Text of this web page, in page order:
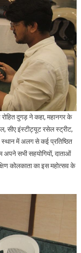
रोहित दुगड़ ने कहा, महानगर के
सीए इंस्टीट्यूट रसेल स्ट्रीट,
में अलग से कई प्रतिष्ठित
अपने सभी सहयोगियों, दाताओं
कोलकाता का इस महोत्सव के